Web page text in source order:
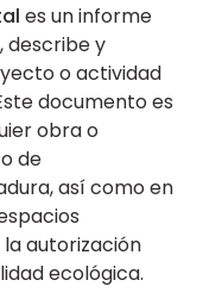
es un informe
describe y
o actividad
documento es
obra o
de
así como en
autorización
ecológica.